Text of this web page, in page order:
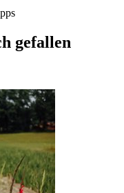
gefallen